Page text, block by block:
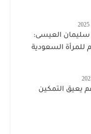
سليمان العيسى:
للمرأة السعودية
يعيق التمكين